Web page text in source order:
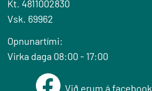
Kt. 4811002830
Vsk. 69962
Opnunartími:
Virka daga 08:00 - 17:00
Við erum á facebook